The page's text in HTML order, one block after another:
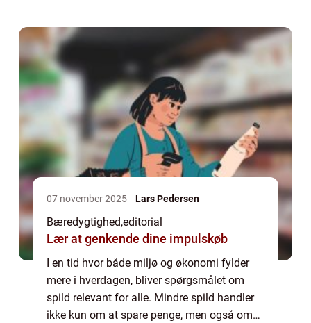
07 november 2025 Lars Pedersen
Bæredygtighed,editorial
Lær at genkende dine impulskøb
I en tid hvor både miljø og økonomi fylder
mere i hverdagen, bliver spørgsmålet om
spild relevant for alle. Mindre spild handler
ikke kun om at spare penge, men også om